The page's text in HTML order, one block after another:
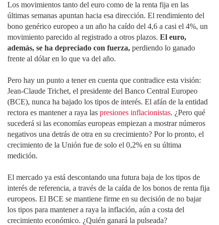
Los movimientos tanto del euro como de la renta fija en las
últimas semanas apuntan hacia esa dirección. El rendimiento del
bono genérico europeo a un año ha caído del 4,6 a casi el 4%, un
movimiento parecido al registrado a otros plazos. El euro,
además, se ha depreciado con fuerza, perdiendo lo ganado
frente al dólar en lo que va del año.
Pero hay un punto a tener en cuenta que contradice esta visión:
Jean-Claude Trichet, el presidente del Banco Central Europeo
(BCE), nunca ha bajado los tipos de interés. El afán de la entidad
rectora es mantener a raya las presiones inflacionistas. ¿Pero qué
sucederá si las economías europeas empiezan a mostrar números
negativos una detrás de otra en su crecimiento? Por lo pronto, el
crecimiento de la Unión fue de solo el 0,2% en su última
medición.
El mercado ya está descontando una futura baja de los tipos de
interés de referencia, a través de la caída de los bonos de renta fija
europeos. El BCE se mantiene firme en su decisión de no bajar
los tipos para mantener a raya la inflación, aún a costa del
crecimiento económico. ¿Quién ganará la pulseada?